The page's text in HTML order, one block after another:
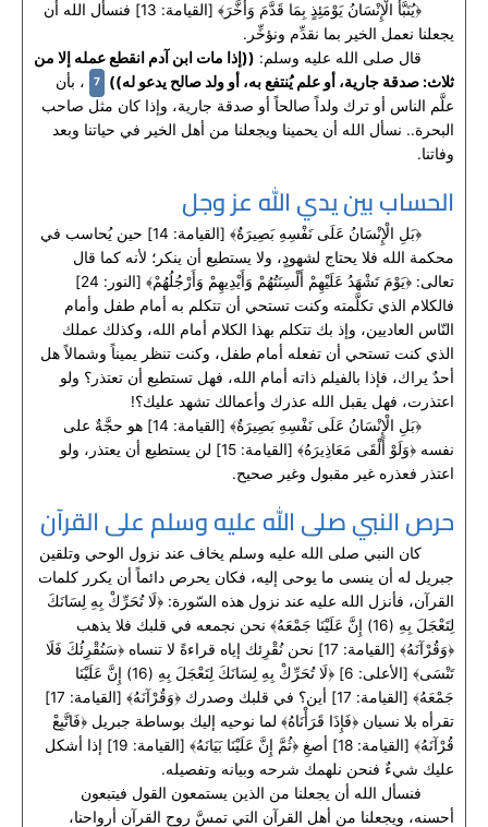
﴿يُنَبَّأُ الْإِنْسَانُ يَوْمَئِذٍ بِمَا قَدَّمَ وَأَخَّرَ﴾ [القيامة: 13] فنسأل الله أن
يجعلنا نعمل الخير بما نقدِّم ونؤخِّر.
قال صلى الله عليه وسلم: ((إذا مات ابن آدم انقطع عمله إلا من
ثلاث: صدقة جارية، أو علم يُنتفع به، أو ولد صالح يدعو له)) 7 ، بأن
علَّم الناس أو ترك ولداً صالحاً أو صدقة جارية، وإذا كان مثل صاحب
البحرة.. نسأل الله أن يحمينا ويجعلنا من أهل الخير في حياتنا وبعد
وفاتنا.
الحساب بين يدي الله عز وجل
﴿بَلِ الْإِنْسَانُ عَلَى نَفْسِهِ بَصِيرَةٌ﴾ [القيامة: 14] حين يُحاسب في
محكمة الله فلا يحتاج لشهودٍ، ولا يستطيع أن ينكر؛ لأنه كما قال
تعالى: ﴿يَوْمَ تَشْهَدُ عَلَيْهِمْ أَلْسِنَتُهُمْ وَأَيْدِيهِمْ وَأَرْجُلُهُمْ﴾ [النور: 24]
فالكلام الذي تكلَّمته وكنت تستحي أن تتكلم به أمام طفل وأمام
النّاس العاديين، وإذ بك تتكلم بهذا الكلام أمام الله، وكذلك عملك
الذي كنت تستحي أن تفعله أمام طفل، وكنت تنظر يميناً وشمالاً هل
أحدٌ يراك، فإذا بالفيلم ذاته أمام الله، فهل تستطيع أن تعتذر؟ ولو
اعتذرت، فهل يقبل الله عذرك وأعمالك تشهد عليك؟!
﴿بَلِ الْإِنْسَانُ عَلَى نَفْسِهِ بَصِيرَةٌ﴾ [القيامة: 14] هو حجَّةٌ على
نفسه ﴿وَلَوْ أَلْقَى مَعَاذِيرَهُ﴾ [القيامة: 15] لن يستطيع أن يعتذر، ولو
اعتذر فعذره غير مقبول وغير صحيح.
حرص النبي صلى الله عليه وسلم على القرآن
كان النبي صلى الله عليه وسلم يخاف عند نزول الوحي وتلقين
جبريل له أن ينسى ما يوحى إليه، فكان يحرص دائماً أن يكرر كلمات
القرآن، فأنزل الله عليه عند نزول هذه السّورة: ﴿لَا تُحَرِّكْ بِهِ لِسَانَكَ
لِتَعْجَلَ بِهِ (16) إِنَّ عَلَيْنَا جَمْعَهُ﴾ نحن نجمعه في قلبك فلا يذهب
﴿وَقُرْآنَهُ﴾ [القيامة: 17] نحن نُقْرِئك إياه قراءةً لا تنساه ﴿سَنُقْرِئُكَ فَلَا
تَنْسَى﴾ [الأعلى: 6] ﴿لَا تُحَرِّكْ بِهِ لِسَانَكَ لِتَعْجَلَ بِهِ (16) إِنَّ عَلَيْنَا
جَمْعَهُ﴾ [القيامة: 17] أين؟ في قلبك وصدرك ﴿وَقُرْآنَهُ﴾ [القيامة: 17]
تقرأه بلا نسيان ﴿فَإِذَا قَرَأْنَاهُ﴾ لما نوحيه إليك بوساطة جبريل ﴿فَاتَّبِعْ
قُرْآنَهُ﴾ [القيامة: 18] أصغِ ﴿ثُمَّ إِنَّ عَلَيْنَا بَيَانَهُ﴾ [القيامة: 19] إذا أشكل
عليك شيءٌ فنحن نلهمك شرحه وبيانه وتفصيله.
فنسأل الله أن يجعلنا من الذين يستمعون القول فيتبعون
أحسنه، ويجعلنا من أهل القرآن التي تمسَّ روح القرآن أرواحنا،